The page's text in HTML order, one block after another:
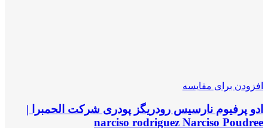
افزودن برای مقایسه
ادو پرفیوم نارسیس رودریگز پودری شرکت الحمبرا |
narciso rodriguez Narciso Poudree